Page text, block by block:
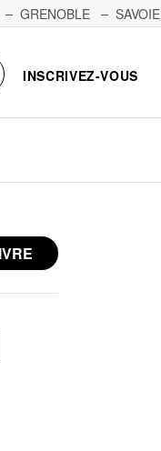
GRENOBLE
SAVOIE
INSCRIVEZ-VOUS